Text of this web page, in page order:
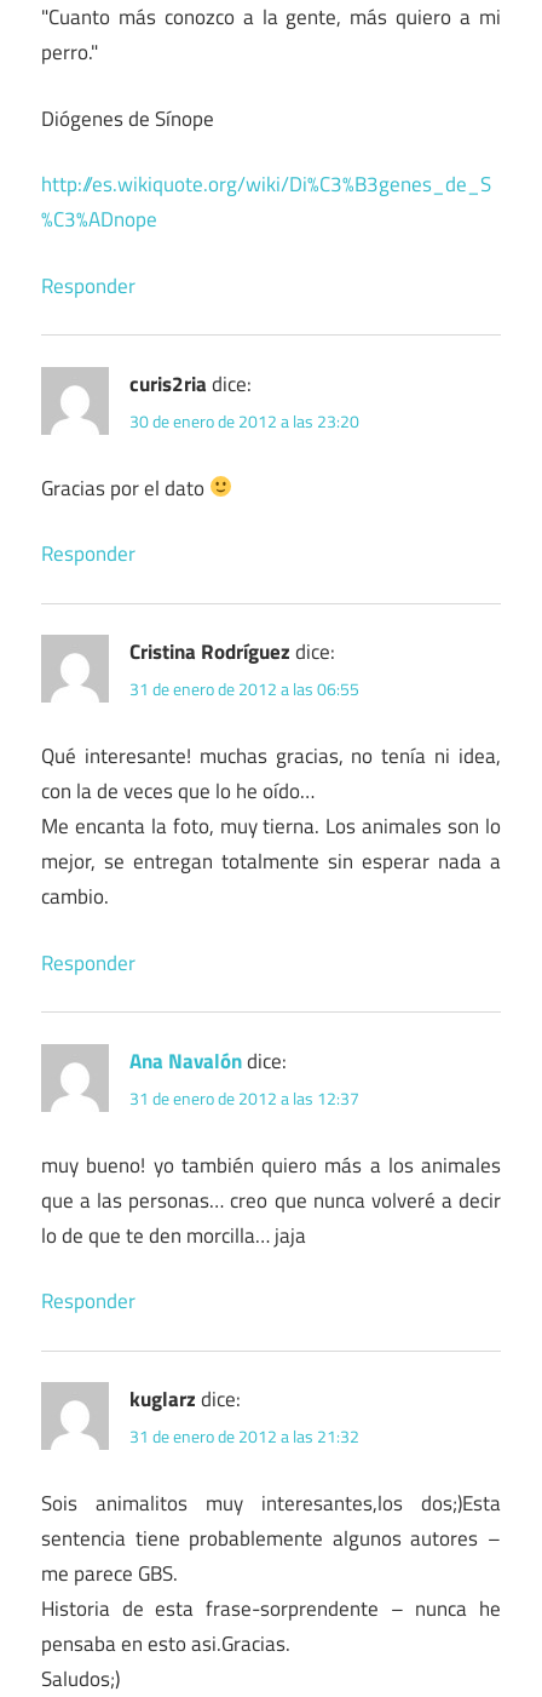
"Cuanto más conozco a la gente, más quiero a mi
perro."
Diógenes de Sínope
http://es.wikiquote.org/wiki/Di%C3%B3genes_de_S
%C3%ADnope
Responder
curis2riadice:
30 de enero de 2012 a las 23:20
Gracias por el dato
Responder
Cristina Rodríguezdice:
31 de enero de 2012 a las 06:55
Qué interesante! muchas gracias, no tenía ni idea,
con la de veces que lo he oído…
Me encanta la foto, muy tierna. Los animales son lo
mejor, se entregan totalmente sin esperar nada a
cambio.
Responder
Ana Navalóndice:
31 de enero de 2012 a las 12:37
muy bueno! yo también quiero más a los animales
que a las personas… creo que nunca volveré a decir
lo de que te den morcilla… jaja
Responder
kuglarzdice:
31 de enero de 2012 a las 21:32
Sois animalitos muy interesantes,los dos;)Esta
sentencia tiene probablemente algunos autores –
me parece GBS.
Historia de esta frase-sorprendente – nunca he
pensaba en esto asi.Gracias.
Saludos;)